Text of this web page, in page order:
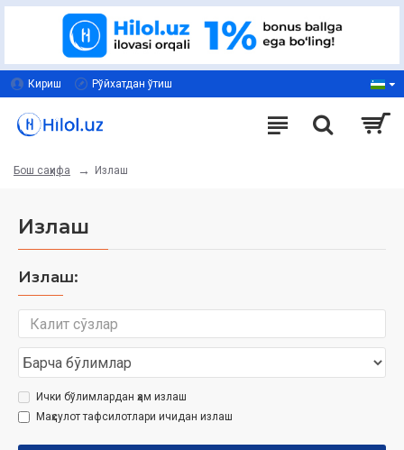
Кириш Рўйхатдан ўтиш
Бош саҳифа Излаш
Излаш
Излаш:
Ички бўлимлардан ҳам излаш
Маҳсулот тафсилотлари ичидан излаш